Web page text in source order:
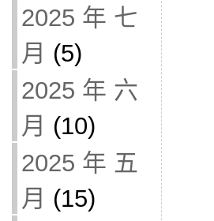
2025 年 七
月 (5)
2025 年 六
月 (10)
2025 年 五
月 (15)